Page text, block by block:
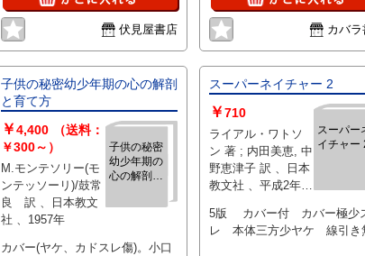
伏見屋書店 カバラ
子供の秘密幼少年期の心の解剖
と育て方
子供の秘密
幼少年期の
心の解剖と
￥4,400
（送料：
￥300～）
M.モンテソリー(モ
ンテッソーリ)/鼓常
良 訳 、日本教文
社 、1957年
カバー(ヤケ、カドスレ傷)。小口
スーパーネイチャー 2
スーパー
イチャー
￥710
ライアル・ワトソ
ン 著 ; 内田美恵, 中
野恵津子 訳 、日本
教文社 、平成2年
5版 カバー付 カバー極少
レ 本体三方少ヤケ 線引き